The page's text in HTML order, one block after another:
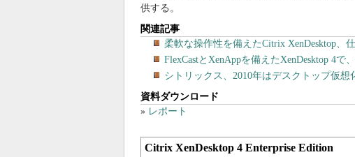
供する。
関連記事
柔軟な操作性を備えたCitrix XenDesktop、
FlexCastとXenAppを備えたXenDesktop 4
シトリックス、2010年はデスクトップ仮想
資料ダウンロード
» レポート
Citrix XenDesktop 4 Enterprise Edition